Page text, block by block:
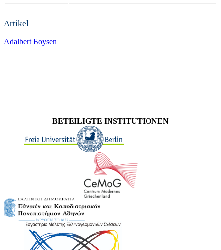
Artikel
Adalbert Boysen
BETEILIGTE INSTITUTIONEN